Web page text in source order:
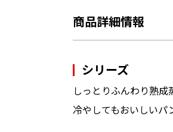
商品詳細情報
シリーズ
しっとりふんわり熟成
冷やしてもおいしいパ